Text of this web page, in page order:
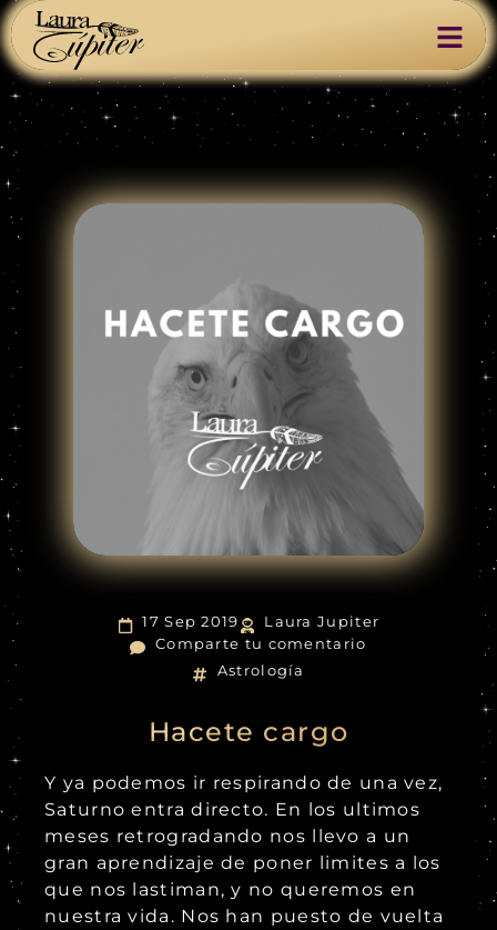
17 Sep 2019
Laura Jupiter
Comparte tu comentario
Astrología
Hacete cargo
Y ya podemos ir respirando de una vez,
Saturno entra directo. En los ultimos
meses retrogradando nos llevo a un
gran aprendizaje de poner limites a los
que nos lastiman, y no queremos en
nuestra vida. Nos han puesto de vuelta